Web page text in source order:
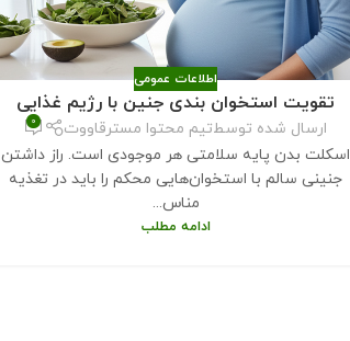
اطلاعات عمومی
تقویت استخوان بندی جنین با رژیم غذایی
ارسال شده توسطتیم محتوا مسترقاووت 0
اسکلت بدن پایه سلامتی هر موجودی است. راز داشتن
جنینی سالم با استخوان‌هایی محکم را باید در تغذیه
مناس...
ادامه مطلب